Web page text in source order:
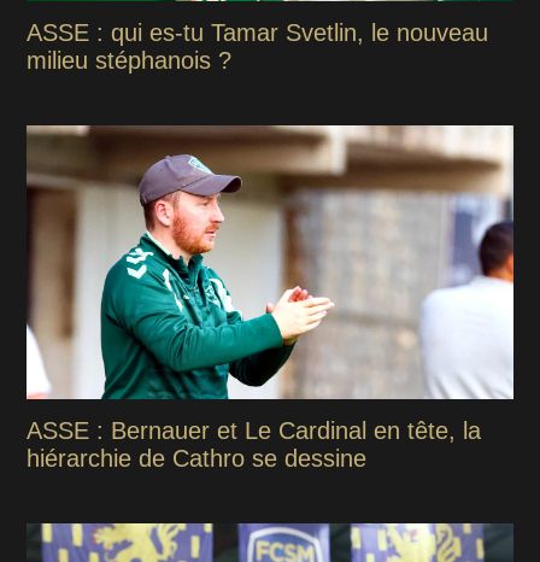
ASSE : qui es-tu Tamar Svetlin, le nouveau
milieu stéphanois ?
ASSE : Bernauer et Le Cardinal en tête, la
hiérarchie de Cathro se dessine